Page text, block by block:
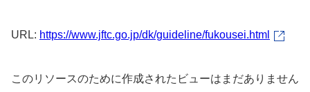
URL: https://www.jftc.go.jp/dk/guideline/fukousei.html
このリソースのために作成されたビューはまだありません